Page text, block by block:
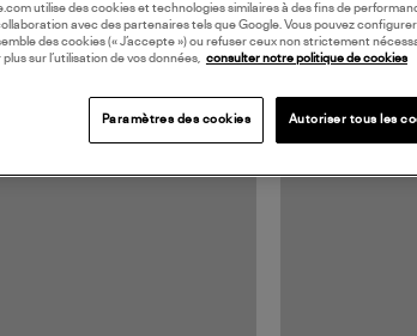
utilise des cookies et technologies similaires à des fins de
avec des partenaires tels que Google. Vous pouvez configurer
des cookies (« J’accepte ») ou refuser ceux non strictement
plus sur l’utilisation de vos données,
consulter notre politique de cookies
Paramètres des cookies Autoriser tous les